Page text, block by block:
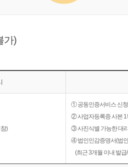
가)
)
① 공동인증서비스 신
② 사업자등록증 사본 1
③ 사진식별 가능한 대
④ 법인인감증명서(법
(최근 3개월 이내 발